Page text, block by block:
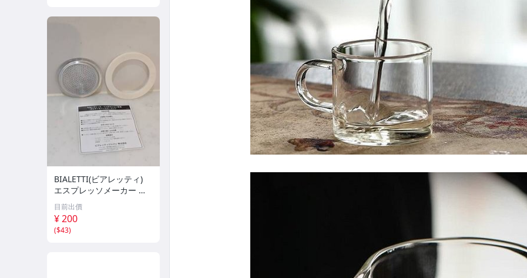
BIALETTI(ビアレッティ)
エスプレッソメーカー 交
換用 パーツ モカエキスプ
レス 2カップ用 パッキン&
フィルター 0800038 約5.6
×5.6×0.3cm
目前出價
¥ 200
($43)